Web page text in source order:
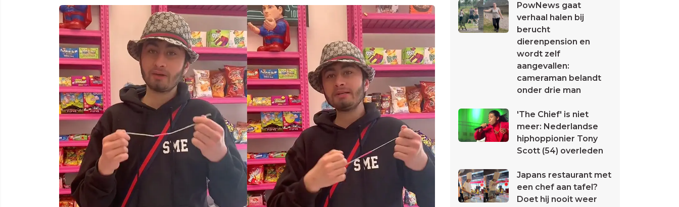
PowNews gaat
verhaal halen bij
berucht
dierenpension en
wordt zelf
aangevallen:
cameraman belandt
onder drie man
'The Chief' is niet
meer: Nederlandse
hiphoppionier Tony
Scott (54) overleden
Japans restaurant met
een chef aan tafel?
Doet hij nooit weer